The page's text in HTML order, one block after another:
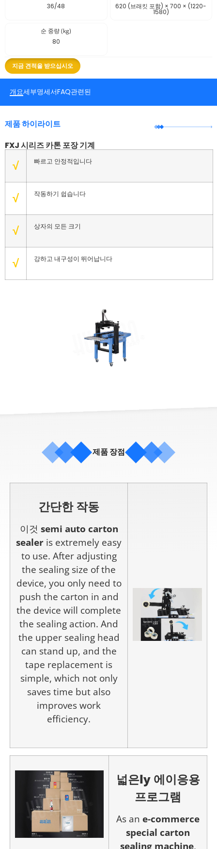
36/48
620 (브래킷 포함) × 700 × (1220-
1580)
순 중량 (kg)
80
지금 견적을 받으십시오
개요세부명세서FAQ관련된
제품 하이라이트
FXJ 시리즈 카톤 포장 기계
√ 빠르고 안정적입니다
√ 작동하기 쉽습니다
√ 상자의 모든 크기
√ 강하고 내구성이 뛰어납니다
제품 장점
간단한 작동
이것 semi auto carton
sealer is extremely easy
to use. After adjusting
the sealing size of the
device, you only need to
push the carton in and
the device will complete
the sealing action. And
the upper sealing head
can stand up, and the
tape replacement is
simple, which not only
saves time but also
improves work
efficiency.
넓은ly 에이응용
프로그램
As an e-commerce
special carton
sealing machine,